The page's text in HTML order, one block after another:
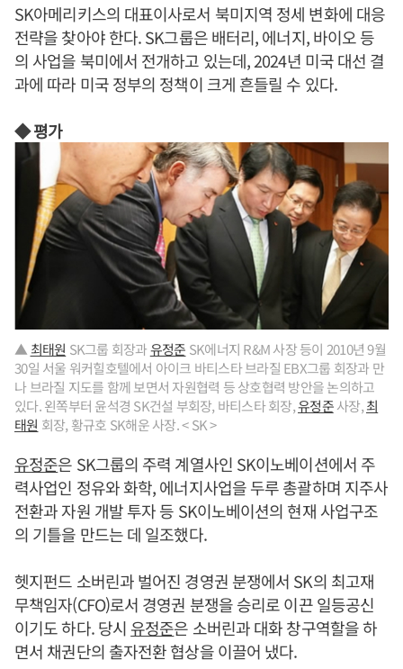
SK아메리키스의 대표이사로서 북미지역 정세 변화에 대응
전략을 찾아야 한다. SK그룹은 배터리, 에너지, 바이오 등
의 사업을 북미에서 전개하고 있는데, 2024년 미국 대선 결
과에 따라 미국 정부의 정책이 크게 흔들릴 수 있다.
◆ 평가
▲ 최태원 SK그룹 회장과유정준 SK에너지 R&M 사장 등이 2010년 9월
30일 서울 워커힐호텔에서 아이크 바티스타 브라질 EBX그룹 회장과 만
나 브라질 지도를 함께 보면서 자원협력 등 상호협력 방안을 논의하고
있다. 왼쪽부터 윤석경 SK건설 부회장, 바티스타 회장,유정준사장,최
태원 회장, 황규호 SK해운 사장. < SK >
유정준은 SK그룹의 주력 계열사인 SK이노베이션에서 주
력사업인 정유와 화학, 에너지사업을 두루 총괄하며 지주사
전환과 자원 개발 투자 등 SK이노베이션의 현재 사업구조
의 기틀을 만드는 데 일조했다.
헷지펀드 소버린과 벌어진 경영권 분쟁에서 SK의 최고재
무책임자(CFO)로서 경영권 분쟁을 승리로 이끈 일등공신
이기도 하다. 당시 유정준은 소버린과 대화 창구역할을 하
면서 채권단의 출자전환 협상을 이끌어 냈다.